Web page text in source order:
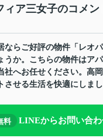
ィア三女子のコメ
ならご好評の物件「レオ
うか。こちらの物件はア
社へお任せください。高
させる生活を快適にしまし
料 LINEからお問い合